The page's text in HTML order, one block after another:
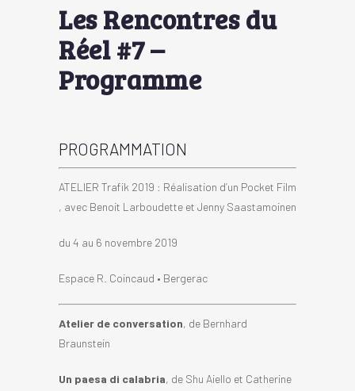
Les Rencontres du
Réel #7 –
Programme
PROGRAMMATION
ATELIER Trafik 2019 : Réalisation d’un Pocket Film
, avec Benoit Larboudette et Jenny Saastamoinen
du 4 au 6 novembre 2019
Espace R. Coincaud • Bergerac
Atelier de conversation, de Bernhard
Braunstein
Un paesa di calabria, de Shu Aiello et Catherine